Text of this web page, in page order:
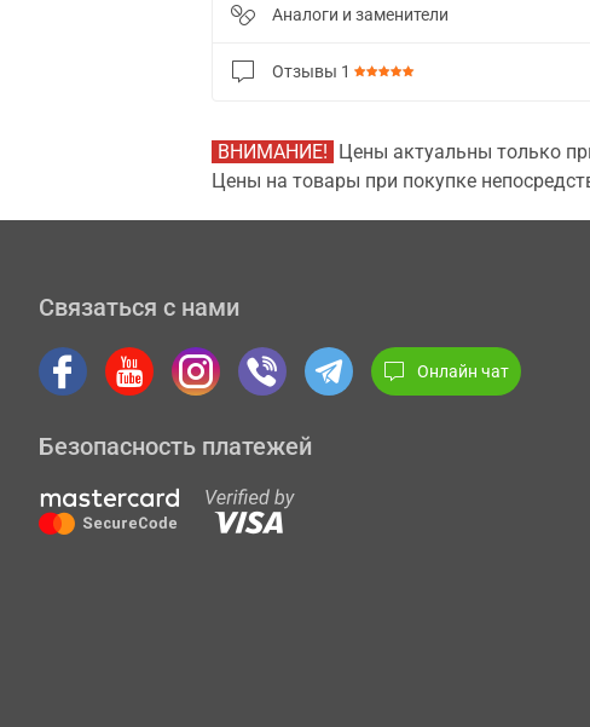
Аналоги и заменители
Отзывы 1
ВНИМАНИЕ! Цены актуальны только
Цены на товары при покупке
Связаться с нами
Онлайн чат
Безопасность платежей